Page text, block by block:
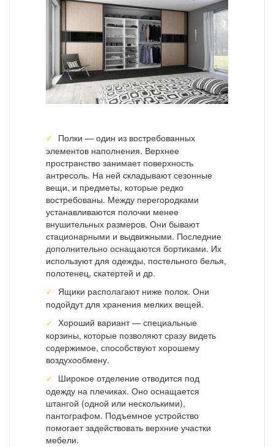
Полки — один из востребованных
элементов наполнения. Верхнее
пространство занимает поверхность
антресоль. На ней складывают сезонные
вещи, и предметы, которые редко
востребованы. Между перегородками
устанавливаются полочки менее
внушительных размеров. Они бывают
стационарными и выдвижными. Последние
дополнительно оснащаются бортиками. Их
используют для одежды, постельного белья,
полотенец, скатертей и др.
Ящики располагают ниже полок. Они
подойдут для хранения мелких вещей.
Хороший вариант — специальные
корзины, которые позволяют сразу видеть
содержимое, способствуют хорошему
воздухообмену.
Широкое отделение отводится под
одежду на плечиках. Оно оснащается
штангой (одной или несколькими),
пантографом. Подъемное устройство
помогает задействовать верхние участки
мебели.